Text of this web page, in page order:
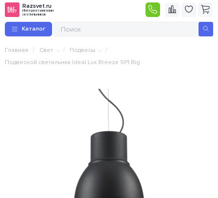
Razsvet.ru
Интернет-магазин
светильников
Каталог
Главная / Свет / Подвесы /
Подвесной светильник Ideal Lux Breeze SP1 Big